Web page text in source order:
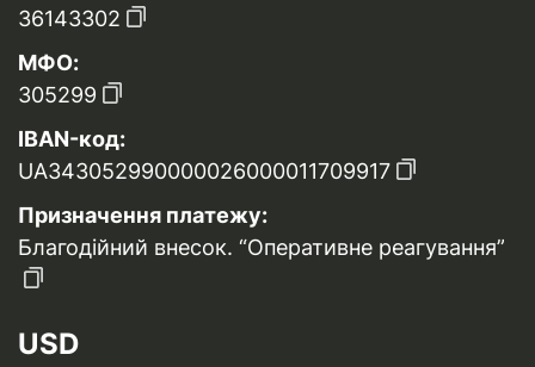
36143302
МФО:
305299
IBAN-код:
UA343052990000026000011709917
Призначення платежу:
Благодійний внесок. “Оперативне реагування”
USD